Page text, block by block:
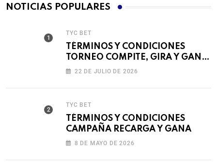
NOTICIAS POPULARES
TYC BET
TÉRMINOS Y CONDICIONES
TORNEO COMPITE, GIRA Y GANA
🎰 22 DE JULIO DE 2026
TYC BET
TÉRMINOS Y CONDICIONES
CAMPAÑA RECARGA Y GANA
8 DE MAYO DE 2026